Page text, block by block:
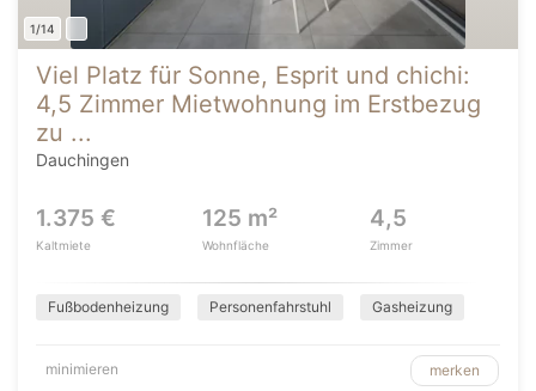
1/14
Viel Platz für Sonne, Esprit und chichi:
4,5 Zimmer Mietwohnung im Erstbezug
zu ...
Dauchingen
1.375 €
Kaltmiete
125 m²
Wohnfläche
4,5
Zimmer
Fußbodenheizung Personenfahrstuhl Gasheizung
minimieren merken